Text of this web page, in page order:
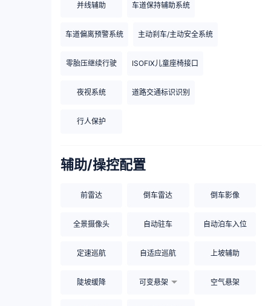
并线辅助 车道保持辅助系统
车道偏离预警系统 主动刹车/主动安全系统
零胎压继续行驶 ISOFIX儿童座椅接口
夜视系统 道路交通标识识别
行人保护
辅助/操控配置
前雷达 倒车雷达 倒车影像
全景摄像头 自动驻车 自动泊车入位
定速巡航 自适应巡航 上坡辅助
陡坡缓降 可变悬架 空气悬架